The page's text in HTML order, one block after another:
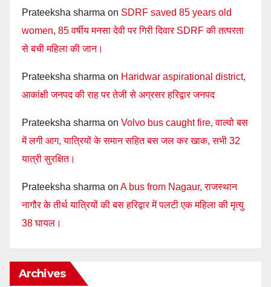
Prateeksha sharma on SDRF saved 85 years old
women, 85 वर्षीय मनसा देवी पर गिरी दिवार SDRF की तत्परता
से बची महिला की जान।
Prateeksha sharma on Haridwar aspirational district,
आकांक्षी जनपद की राह पर तेजी से अग्रसर हरिद्वार जनपद
Prateeksha sharma on Volvo bus caught fire, वाल्वो बस
में लगी आग, यात्रियों के समान सहित बस जल कर खाक, सभी 32
यात्री सुरक्षित।
Prateeksha sharma on A bus from Nagaur, राजस्थान
नागौर के तीर्थ यात्रियों की बस हरिद्वार में पलटी एक महिला की मृत्यु
38 घायल।
Archives